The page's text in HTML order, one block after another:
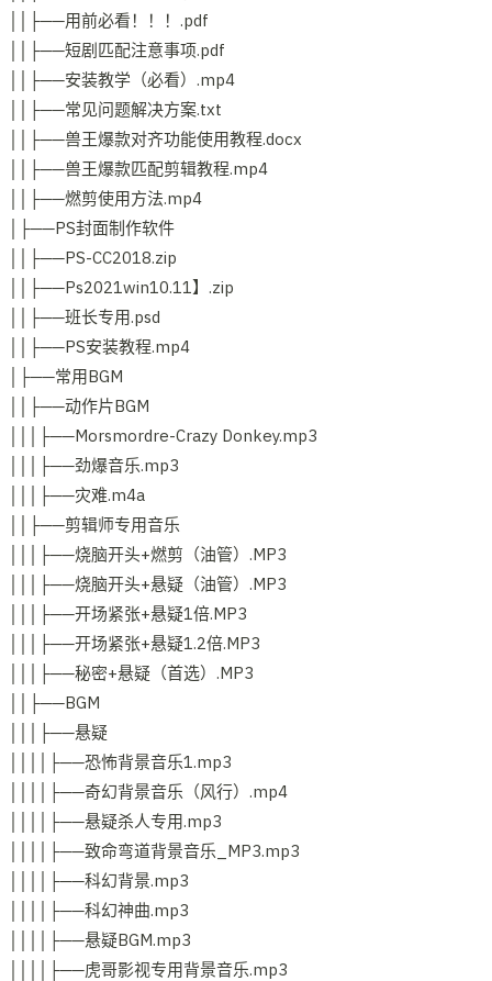
││├──用前必看！！！.pdf
││├──短剧匹配注意事项.pdf
││├──安装教学（必看）.mp4
││├──常见问题解决方案.txt
││├──兽王爆款对齐功能使用教程.docx
││├──兽王爆款匹配剪辑教程.mp4
││├──燃剪使用方法.mp4
│├──PS封面制作软件
││├──PS-CC2018.zip
││├──Ps2021win10.11】.zip
││├──班长专用.psd
││├──PS安装教程.mp4
│├──常用BGM
││├──动作片BGM
│││├──Morsmordre-Crazy Donkey.mp3
│││├──劲爆音乐.mp3
│││├──灾难.m4a
││├──剪辑师专用音乐
│││├──烧脑开头+燃剪（油管）.MP3
│││├──烧脑开头+悬疑（油管）.MP3
│││├──开场紧张+悬疑1倍.MP3
│││├──开场紧张+悬疑1.2倍.MP3
│││├──秘密+悬疑（首选）.MP3
││├──BGM
│││├──悬疑
││││├──恐怖背景音乐1.mp3
││││├──奇幻背景音乐（风行）.mp4
││││├──悬疑杀人专用.mp3
││││├──致命弯道背景音乐_MP3.mp3
││││├──科幻背景.mp3
││││├──科幻神曲.mp3
││││├──悬疑BGM.mp3
││││├──虎哥影视专用背景音乐.mp3